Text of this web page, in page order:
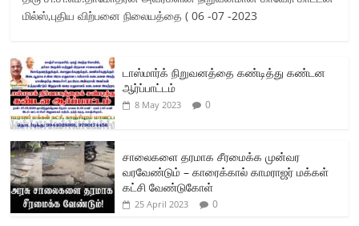
மில்ஸ்,புதிய விற்பனை நிலையத்தை ( 06 -07 -2023
டாஸ்மார்க் நிறுவனத்தை கண்டித்து கண்டன
ஆர்ப்பாட்டம்
8 May 2023 0
சாலைகளை தரமாக சீரமைக்க முன்வர
வரவேண்டும் – காரைக்கால் காமராஜர் மக்கள்
கட்சி வேண்டுகோள்
25 April 2023 0